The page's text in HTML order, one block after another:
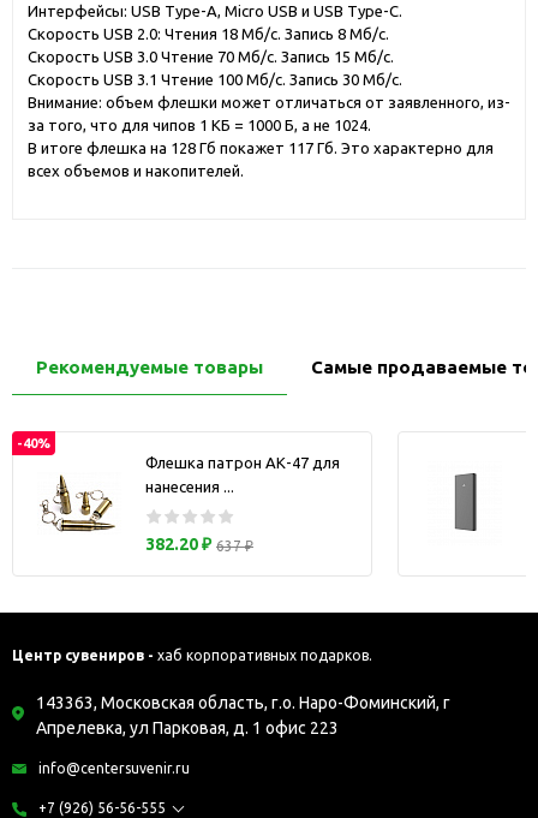
Интерфейсы: USB Type-A, Micro USB и USB Type-C.
Скорость USB 2.0: Чтения 18 Мб/с. Запись 8 Мб/с.
Скорость USB 3.0 Чтение 70 Мб/c. Запись 15 Мб/c.
Скорость USB 3.1 Чтение 100 Мб/c. Запись 30 Мб/c.
Внимание: объем флешки может отличаться от заявленного, из-
за того, что для чипов 1 КБ = 1000 Б, а не 1024.
В итоге флешка на 128 Гб покажет 117 Гб. Это характерно для
всех объемов и накопителей.
Рекомендуемые товары Самые продаваемые
-40%
Флешка патрон АК-47 для
нанесения ...
382.20 ₽ 637 ₽
Центр сувениров - хаб корпоративных подарков.
143363, Московская область, г.о. Наро-Фоминский, г
Апрелевка, ул Парковая, д. 1 офис 223
info@centersuvenir.ru
+7 (926) 56-56-555